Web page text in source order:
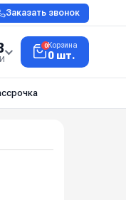
Заказать звонок
0Корзина
0 шт.